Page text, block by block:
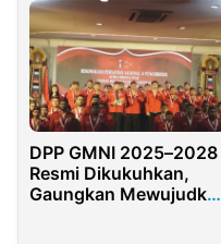
DPP GMNI 2025–2028
Resmi Dikukuhkan,
Gaungkan Mewujudkan